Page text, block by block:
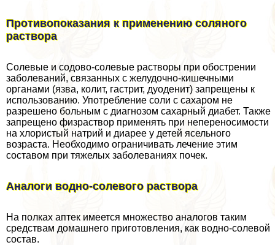
Противопоказания к применению соляного
раствора
Солевые и содово-солевые растворы при обострении
заболеваний, связанных с желудочно-кишечными
органами (язва, колит, гастрит, дуоденит) запрещены к
использованию. Употрeбление соли с сахаром не
разрешено больным с диагнозом сахарный диабет. Также
запрещено физраствор применять при непереносимости
на хлористый натрий и диарее у детей ясельного
возраста. Необходимо ограничивать лечение этим
составом при тяжелых заболеваниях почек.
Аналоги водно-солевого раствора
На полках аптек имеется множество аналогов таким
средствам домашнего приготовления, как водно-солевой
состав.